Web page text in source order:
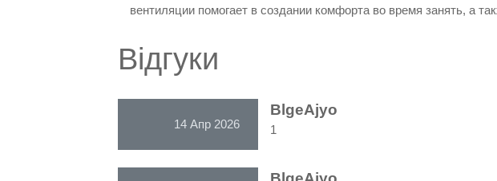
вентиляции помогает в создании комфорта во время занять, а
Відгуки
14 Апр 2026
BlgeAjyo
1